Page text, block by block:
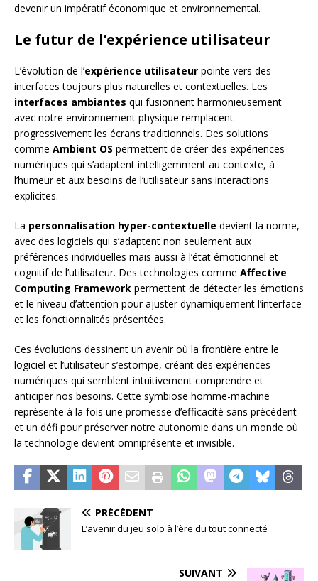
devenir un impératif économique et environnemental.
Le futur de l’expérience utilisateur
L’évolution de l’expérience utilisateur pointe vers des
interfaces toujours plus naturelles et contextuelles. Les
interfaces ambiantes qui fusionnent harmonieusement
avec notre environnement physique remplacent
progressivement les écrans traditionnels. Des solutions
comme Ambient OS permettent de créer des expériences
numériques qui s’adaptent intelligemment au contexte, à
l’humeur et aux besoins de l’utilisateur sans interactions
explicites.
La personnalisation hyper-contextuelle devient la norme,
avec des logiciels qui s’adaptent non seulement aux
préférences individuelles mais aussi à l’état émotionnel et
cognitif de l’utilisateur. Des technologies comme Affective
Computing Framework permettent de détecter les émotions
et le niveau d’attention pour ajuster dynamiquement l’interface
et les fonctionnalités présentées.
Ces évolutions dessinent un avenir où la frontière entre le
logiciel et l’utilisateur s’estompe, créant des expériences
numériques qui semblent intuitivement comprendre et
anticiper nos besoins. Cette symbiose homme-machine
représente à la fois une promesse d’efficacité sans précédent
et un défi pour préserver notre autonomie dans un monde où
la technologie devient omniprésente et invisible.
PRÉCÉDENT
L’avenir du jeu solo à l’ère du tout connecté
SUIVANT